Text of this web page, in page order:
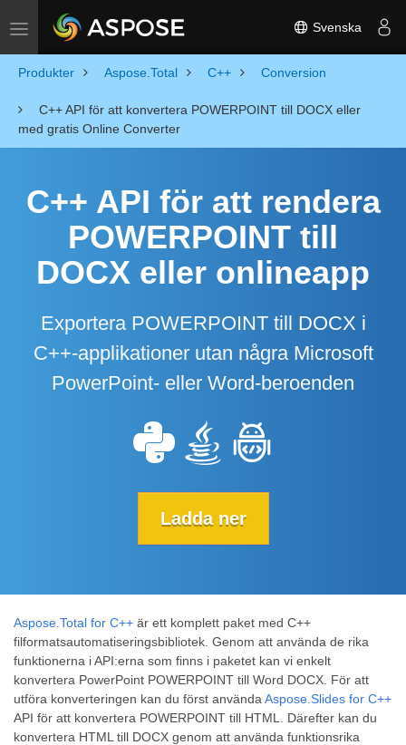
Toggle navigation Svenska
Produkter Aspose.Total C++ Conversion
C++ API för att konvertera POWERPOINT till DOCX eller
med gratis Online Converter
C++ API för att rendera
POWERPOINT till
DOCX eller onlineapp
Exportera POWERPOINT till DOCX i
C++-applikationer utan några Microsoft
PowerPoint- eller Word-beroenden
Ladda ner
Aspose.Total for C++ är ett komplett paket med C++
filformatsautomatiseringsbibliotek. Genom att använda de rika
funktionerna i API:erna som finns i paketet kan vi enkelt
konvertera PowerPoint POWERPOINT till Word DOCX. För att
utföra konverteringen kan du först använda Aspose.Slides for C++
API för att konvertera POWERPOINT till HTML. Därefter kan du
konvertera HTML till DOCX genom att använda funktionsrika